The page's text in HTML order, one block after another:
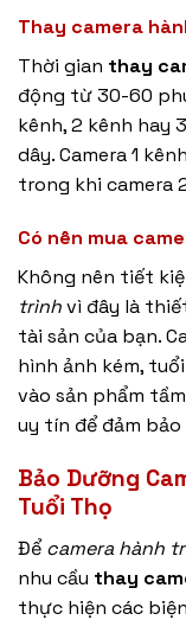
Thay camera
Thời gian thay
động từ 30-60
kênh, 2 kênh hay
dây. Camera 1
trong khi camera
Có nên mua
Không nên tiết
trìnhvì đây là
tài sản của bạn.
hình ảnh kém,
vào sản phẩm
uy tín để đảm
Bảo Dưỡng
Tuổi Thọ
Đểcamera hành
nhu cầu thay
thực hiện các